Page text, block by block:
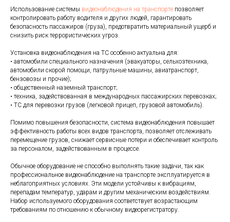
Использование системы видеонаблюдения на транспорте позволяет
контролировать работу водителя и других людей, гарантировать
безопасность пассажиров (груза), предотвратить материальный ущерб и
снизить риск террористических угроз.
Установка видеонаблюдения на ТС особенно актуальна для:
• автомобили специального назначения (эвакуаторы, сельхозтехника,
автомобили скорой помощи, патрульные машины, авиатранспорт,
бензовозы и прочие);
• общественный наземный транспорт;
• техника, задействованная в международных пассажирских перевозках;
• ТС для перевозки грузов (легковой прицеп, грузовой автомобиль).
Помимо повышения безопасности, система видеонаблюдения повышает
эффективность работы всех видов транспорта, позволяет отслеживать
перемещение грузов, снижает сервисные потери и обеспечивает контроль
за персоналом, задействованным в процессе.
Обычное оборудование не способно выполнять такие задачи, так как
профессиональное видеонаблюдение на транспорте эксплуатируется в
неблагоприятных условиях. Эти модели устойчивы к вибрациям,
перепадам температур, ударам и другим механическим воздействиям.
Набор используемого оборудования соответствует возрастающим
требованиям по отношению к обычному видеорегистратору.